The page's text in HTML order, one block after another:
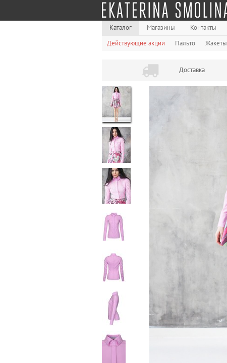
Каталог Магазины Контакты
Действующие акции
Пальто Жакеты
Доставка